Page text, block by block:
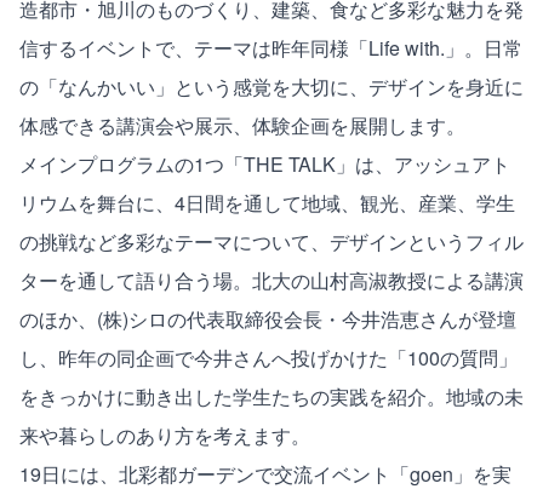
造都市・旭川のものづくり、建築、食など多彩な魅力を発
信するイベントで、テーマは昨年同様「Life with.」。日常
の「なんかいい」という感覚を大切に、デザインを身近に
体感できる講演会や展示、体験企画を展開します。
メインプログラムの1つ「THE TALK」は、アッシュアト
リウムを舞台に、4日間を通して地域、観光、産業、学生
の挑戦など多彩なテーマについて、デザインというフィル
ターを通して語り合う場。北大の山村高淑教授による講演
のほか、(株)シロの代表取締役会長・今井浩恵さんが登壇
し、昨年の同企画で今井さんへ投げかけた「100の質問」
をきっかけに動き出した学生たちの実践を紹介。地域の未
来や暮らしのあり方を考えます。
19日には、北彩都ガーデンで交流イベント「goen」を実